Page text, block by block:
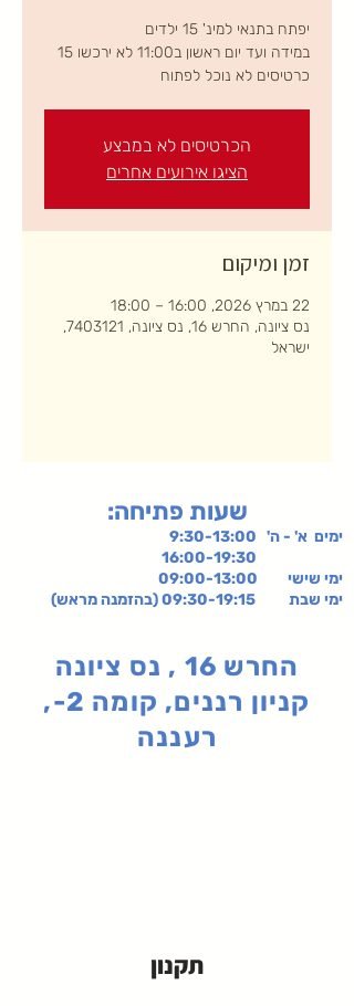
במידה ועד יום ראשון ב11:00 לא ירכשו 15
כרטיסים לא נוכל לפתוח
הכרטיסים לא במבצע
הציגו אירועים אחרים
זמן ומיקום
22 במרץ 2026, 16:00 – 18:00
נס ציונה, החרש 16, נס ציונה, 7403121,
ישראל
:שעות פתיחה
ימים א' - ה' 9:30-13:00
ימי שישי 09:00-13:00
ימי שבת 09:30-19:15 (בהזמנה מראש)
החרש 16 , נס ציונה
קניון רננים, קומה 2-,
רעננה
תקנון